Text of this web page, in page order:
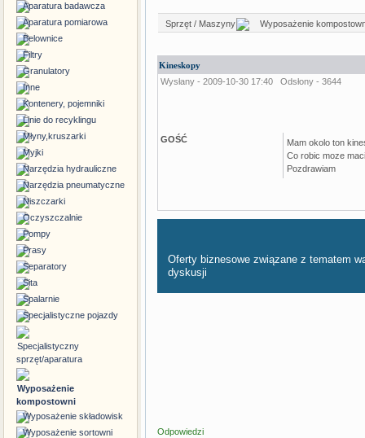
Aparatura badawcza
Aparatura pomiarowa
Belownice
Filtry
Granulatory
Inne
Kontenery, pojemniki
Linie do recyklingu
Młyny,kruszarki
Myjki
Narzędzia hydrauliczne
Narzędzia pneumatyczne
Niszczarki
Oczyszczalnie
Pompy
Prasy
Separatory
Sita
Spalarnie
Specjalistyczne pojazdy
Specjalistyczny
sprzęt/aparatura
Wyposażenie
kompostowni
Wyposażenie składowisk
Wyposażenie sortowni
Sprzęt / Maszyny Wyposażenie
Kineskopy
Wysłany - 2009-10-30 17:40
Odsłony - 3644
GOŚĆ
Mam okolo ton
Co robic moze
Pozdrawiam
Oferty biznesowe związane z tematem
dyskusji
Odpowiedzi